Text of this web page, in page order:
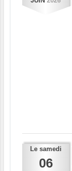
Le samedi
06